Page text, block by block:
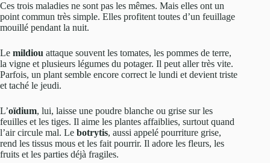
Ces trois maladies ne sont pas les mêmes. Mais elles ont un
point commun très simple. Elles profitent toutes d’un feuillage
mouillé pendant la nuit.
Le mildiou attaque souvent les tomates, les pommes de terre,
la vigne et plusieurs légumes du potager. Il peut aller très vite.
Parfois, un plant semble encore correct le lundi et devient triste
et taché le jeudi.
L’oïdium, lui, laisse une poudre blanche ou grise sur les
feuilles et les tiges. Il aime les plantes affaiblies, surtout quand
l’air circule mal. Le botrytis, aussi appelé pourriture grise,
rend les tissus mous et les fait pourrir. Il adore les fleurs, les
fruits et les parties déjà fragiles.